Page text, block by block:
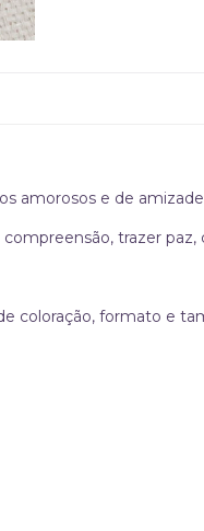
amorosos e de
trazer paz,
coloração, formato e